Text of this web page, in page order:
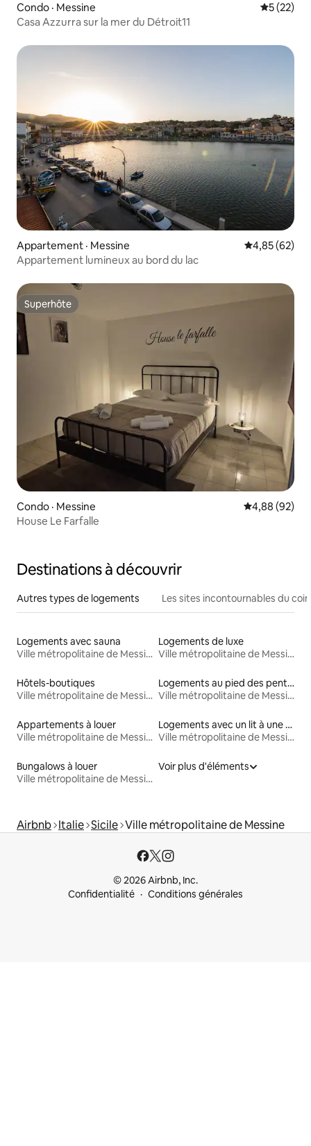
Condo · Messine Note
5 (22)
Casa Azzurra sur la mer du Détroit11
Appartement · Messine Note
4,85 (62)
Appartement lumineux au bord du lac
Superhôte
Superhôte
Condo · Messine Note
4,88 (92)
House Le Farfalle
Destinations à découvrir
Autres types de logements Les sites incontournables du coin
Logements avec sauna
Ville métropolitaine de Messine
Logements de luxe
Ville métropolitaine de Messine
Hôtels-boutiques
Ville métropolitaine de Messine
Logements au pied des pentes à louer
Ville métropolitaine de Messine
Appartements à louer
Ville métropolitaine de Messine
Logements avec un lit à une hauteur accessible
Ville métropolitaine de Messine
Bungalows à louer
Ville métropolitaine de Messine
Voir plus d'éléments
Airbnb Italie Sicile Ville métropolitaine de Messine
© 2026 Airbnb, Inc.
Confidentialité
Conditions générales